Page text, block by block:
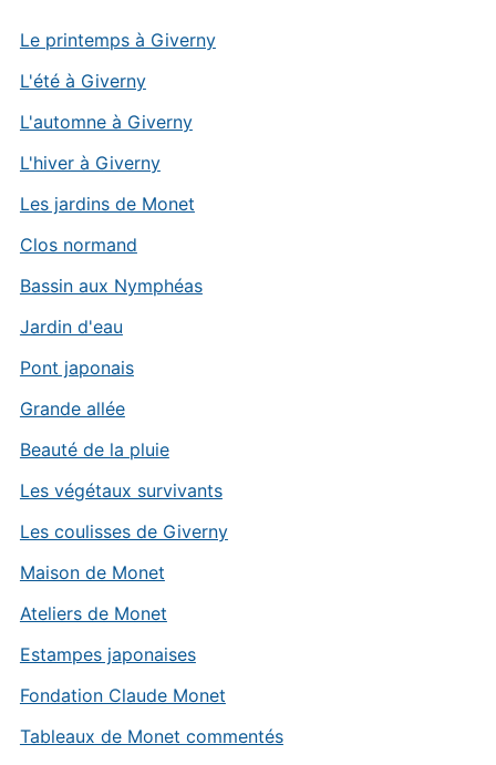
Le printemps à Giverny
L'été à Giverny
L'automne à Giverny
L'hiver à Giverny
Les jardins de Monet
Clos normand
Bassin aux Nymphéas
Jardin d'eau
Pont japonais
Grande allée
Beauté de la pluie
Les végétaux survivants
Les coulisses de Giverny
Maison de Monet
Ateliers de Monet
Estampes japonaises
Fondation Claude Monet
Tableaux de Monet commentés